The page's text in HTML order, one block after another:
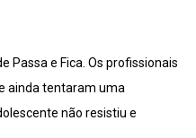
Passa e Fica. Os profissionais
ainda tentaram uma
não resistiu e